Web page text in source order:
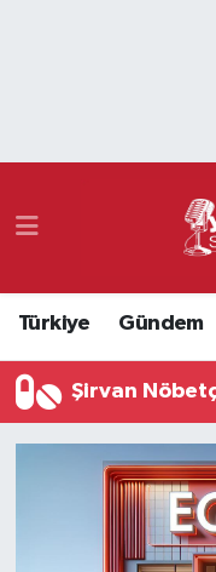
Türkiye Gündem
Şirvan
Namaz
Süper Lig Puan
Tüm Manşetler
Son Dakika
Haber Arşivi